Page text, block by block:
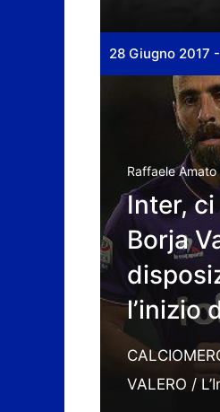
28 Giugno 2017
Raffaele Amato
Inter,
Borja
l’inizio
VALERO /